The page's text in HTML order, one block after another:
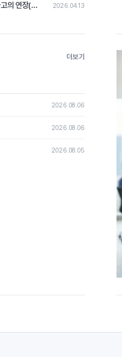
과거의 암이 가입 후 다시 나타났을 때, 이를 '새로운 암의 진단'으로 볼 것인지 아니면 '과거 사고의 연장(재발)'으로 보아 면책할 것인가? 2026.04.13
더보기
2026.08.06
2026.08.06
2026.08.05